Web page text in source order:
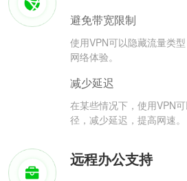
避免带宽限制
使用VPN可以隐藏流量类
网络体验。
减少延迟
在某些情况下，使用VPN
径，减少延迟，提高网速。
远程办公支持